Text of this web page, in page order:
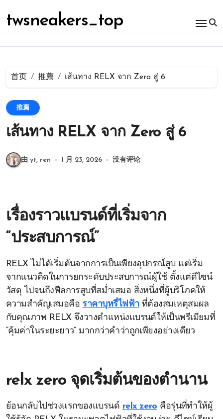
容
twsneakers_top
首页 推薦 เส้นทาง RELX จาก Zero สู่ 6
推薦
เส้นทาง RELX จาก Zero สู่ 6
由 yt, ren 1 月 23, 2026 没有评论
เรื่องราวแบรนด์ที่เริ่มจาก
“ประสบการณ์”
RELX ไม่ได้เริ่มต้นจากการเป็นเพียงอุปกรณ์สูบ แต่เริ่ม
จากแนวคิดในการยกระดับประสบการณ์ผู้ใช้ ตั้งแต่ดีไซน์
วัสดุ ไปจนถึงฟีลการสูบที่สม่ำเสมอ สิ่งหนึ่งที่ผู้บริโภคให้
ความสำคัญเสมอคือ ราคาบุหรี่ไฟฟ้าที่ต้องสมเหตุสมผล
กับคุณภาพ RELX จึงวางตำแหน่งแบรนด์ให้เป็นพรีเมียมที่
“คุ้มค่าในระยะยาว” มากกว่าคำว่าถูกเพียงอย่างเดียว
relx zero จุดเริ่มต้นของตำนาน
ย้อนกลับไปช่วงแรกของแบรนด์ relx zero คือรุ่นที่ทำให้ผู้